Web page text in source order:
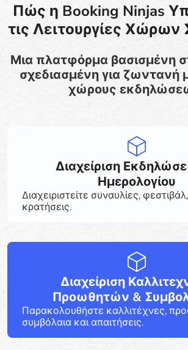
Πώς η Booking Ninjas
τις Λειτουργίες Χώρων
Μια πλατφόρμα βασισμένη
σχεδιασμένη για ζωντανή
χώρους
Διαχείριση
Ημερολογίου
Διαχειριστείτε συναυλίες,
κρατήσεις.
Διαχείριση
Προωθητών &
Παρακολουθήστε καλλιτέχνες,
συμβόλαια και απαιτήσεις.